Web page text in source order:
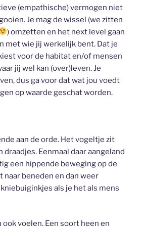
(empathische) vermogen niet
Je mag de wissel (we zitten
) omzetten en het next level gaan
met wie jij werkelijk bent. Dat je
voor de habitat en/of mensen
jij wel kan (over)leven. Je
dus ga voor dat wat jou voedt
op waarde geschat worden.
aan de orde. Het vogeltje zit
draadjes. Eenmaal daar aangeland
een hippende beweging op de
naar beneden en dan weer
als je het als mens
ook voelen. Een soort heen en